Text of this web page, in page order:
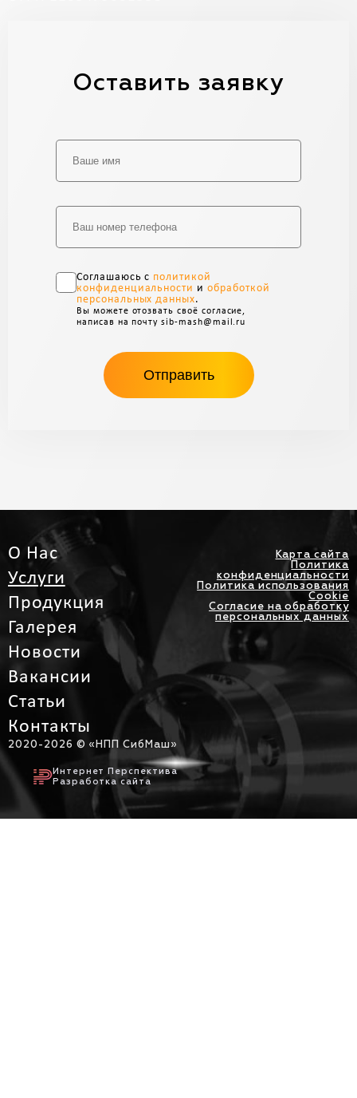
Оставить заявку
Соглашаюсь с политикой
конфиденциальности и обработкой
персональных данных.
Вы можете отозвать своё согласие,
написав на почту sib-mash@mail.ru
О Нас
Услуги
Продукция
Галерея
Новости
Вакансии
Статьи
Контакты
Карта сайта
Политика
конфиденциальности
Политика использования
Cookie
Согласие на обработку
персональных данных
2020- 2026 © «НПП СибМаш»
Интернет Перспектива
Разработка сайта